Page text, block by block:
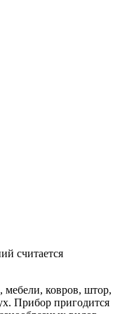
считается
мебели, ковров, штор,
Прибор пригодится